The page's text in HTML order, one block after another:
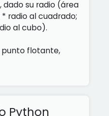
dado su radio (área
radio al cuadrado;
al cubo).
punto flotante,
Python